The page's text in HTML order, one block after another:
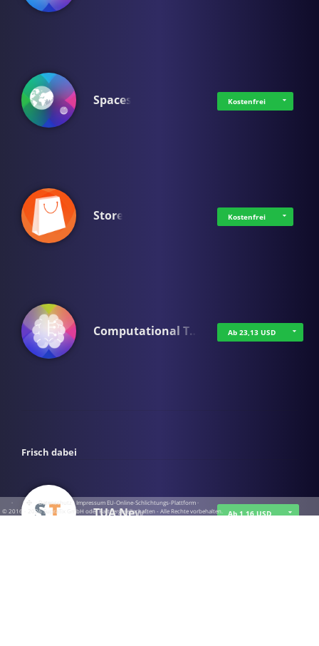
Spaces Kostenfrei
Store Kostenfrei
Computational T… Ab 23,13 USD
Frisch dabei
TUA News Ab 1,16 USD
· · ·Datenschutz ·Impressum EU-Online-Schlichtungs-Plattform·
© 2016 - 2026 SupraTix GmbH oder Partnergesellschaften - Alle Rechte vorbehalten.